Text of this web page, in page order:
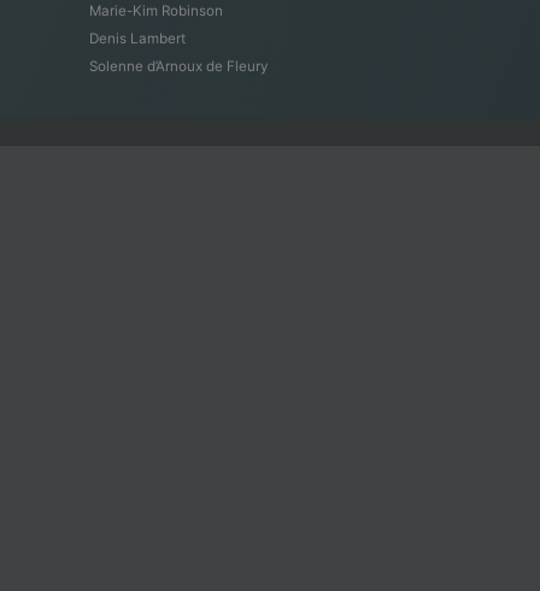
Marie-Kim Robinson
Denis Lambert
Solenne d’Arnoux de Fleury